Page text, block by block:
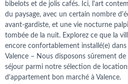
bibelots et de jolis cafés. Ici, l'art
du paysage, avec un certain nombre
avant-gardiste, et une vie nocturne
tombée de la nuit. Explorez ce que la
encore confortablement installé(e)
Valence – Nous disposons sûrement
séjour parmi notre sélection de
d'appartement bon marché à Valence.